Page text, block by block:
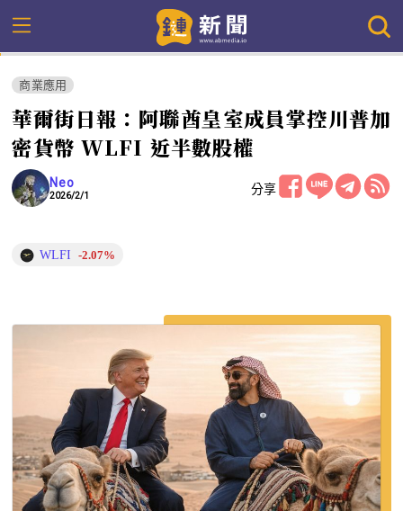
商業應用
華爾街日報：阿聯酋皇室成員掌控川普加
密貨幣 WLFI 近半數股權
Neo
2026/2/1 分享
WLFI -2.07%